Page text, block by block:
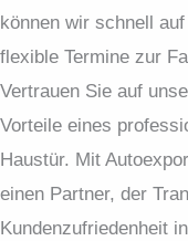
können wir schnell
flexible Termine zur
Vertrauen Sie auf
Vorteile eines
Haustür. Mit
einen Partner, der
Kundenzufriedenheit